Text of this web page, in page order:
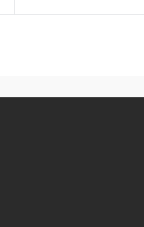
Купить в 1 клик